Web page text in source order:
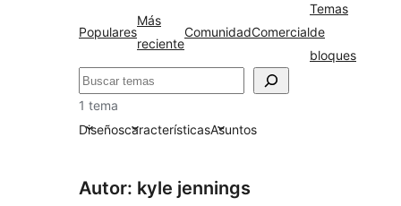
Populares
Más
reciente
ComunidadComercial
Temas
de
bloques
Buscar
1 tema
DiseñoscaracterísticasAsuntos
Autor: kyle jennings